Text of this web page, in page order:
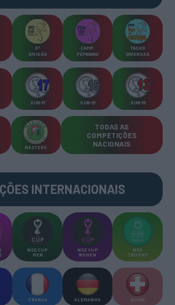
3ª
DIVISÃO
CAMP
FEMININO
TAÇAS
DIVERSAS
SUB-17 SUB-15 SUB-13
MASTERS
TODAS AS
COMPETIÇÕES
NACIONAIS
INTERNACIONAIS
WSE CUP
MEN
WSE CUP
WOMEN
WSE
TROPHY
FRANÇA ALEMANHA SUÍÇA